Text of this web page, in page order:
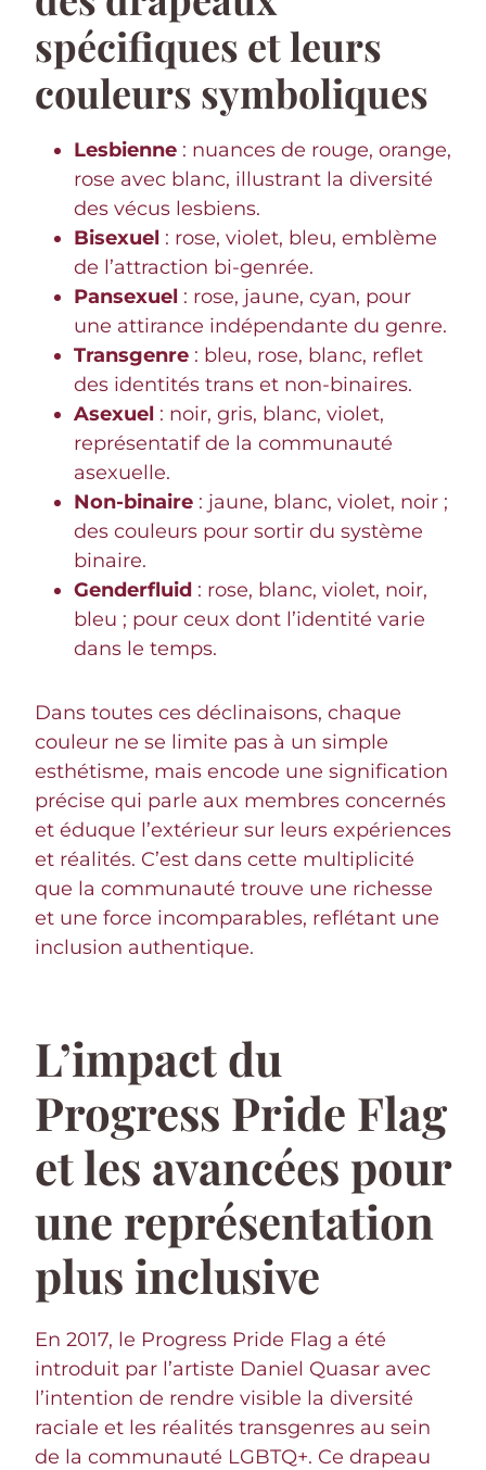
spécifiques et leurs
couleurs symboliques
Lesbienne : nuances de rouge, orange,
rose avec blanc, illustrant la diversité
des vécus lesbiens.
Bisexuel : rose, violet, bleu, emblème
de l’attraction bi-genrée.
Pansexuel : rose, jaune, cyan, pour
une attirance indépendante du genre.
Transgenre : bleu, rose, blanc, reflet
des identités trans et non-binaires.
Asexuel : noir, gris, blanc, violet,
représentatif de la communauté
asexuelle.
Non-binaire : jaune, blanc, violet, noir ;
des couleurs pour sortir du système
binaire.
Genderfluid : rose, blanc, violet, noir,
bleu ; pour ceux dont l’identité varie
dans le temps.
Dans toutes ces déclinaisons, chaque
couleur ne se limite pas à un simple
esthétisme, mais encode une signification
précise qui parle aux membres concernés
et éduque l’extérieur sur leurs expériences
et réalités. C’est dans cette multiplicité
que la communauté trouve une richesse
et une force incomparables, reflétant une
inclusion authentique.
L’impact du
Progress Pride Flag
et les avancées pour
une représentation
plus inclusive
En 2017, le Progress Pride Flag a été
introduit par l’artiste Daniel Quasar avec
l’intention de rendre visible la diversité
raciale et les réalités transgenres au sein
de la communauté LGBTQ+. Ce drapeau